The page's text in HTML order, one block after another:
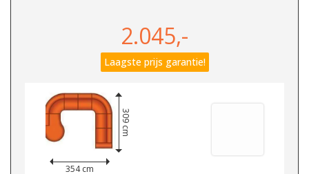
2.045,-
Laagste prijs garantie!
354 cm
309 cm